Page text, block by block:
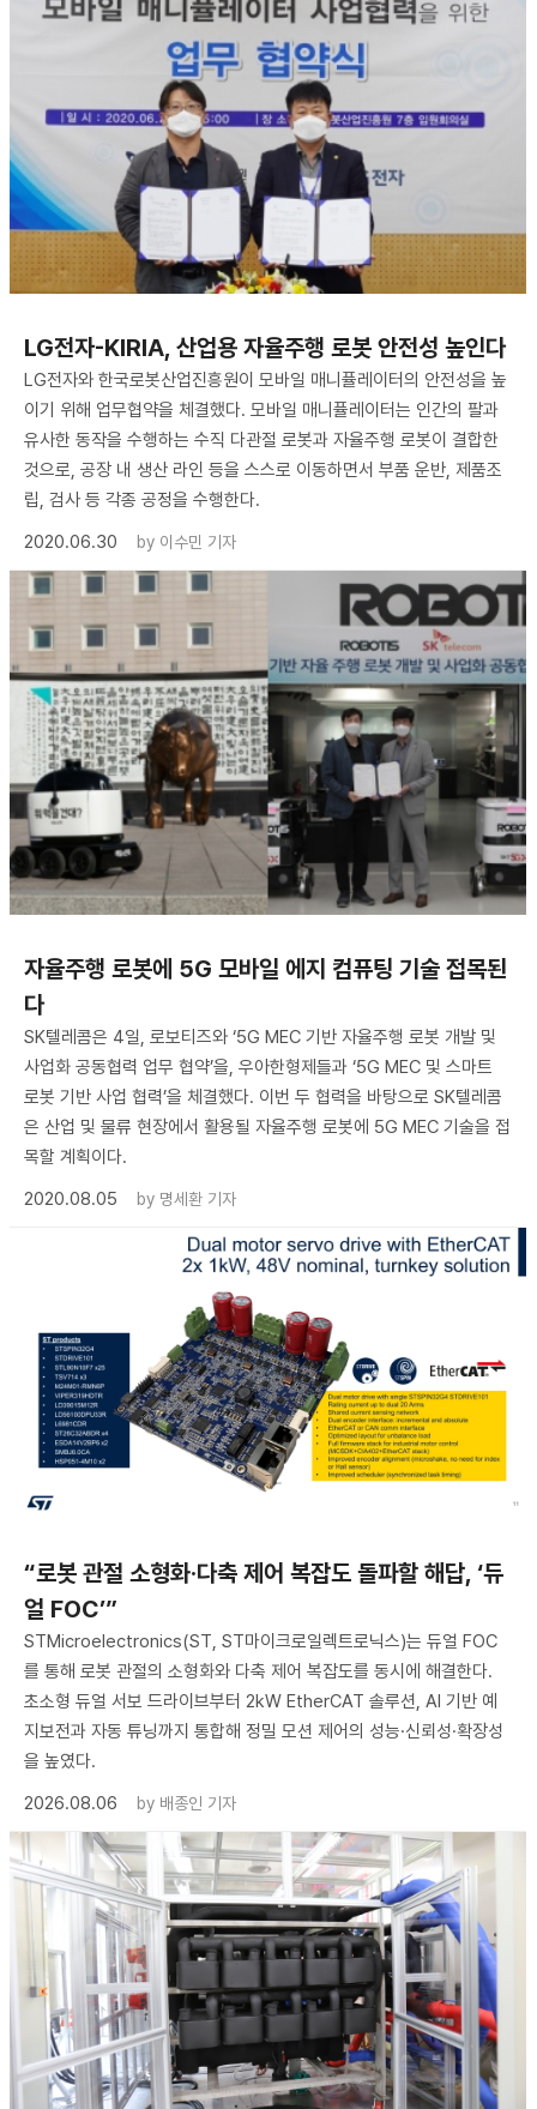
LG전자-KIRIA, 산업용 자율주행 로봇 안전성 높인다
LG전자와 한국로봇산업진흥원이 모바일 매니퓰레이터의 안전성을 높
이기 위해 업무협약을 체결했다. 모바일 매니퓰레이터는 인간의 팔과
유사한 동작을 수행하는 수직 다관절 로봇과 자율주행 로봇이 결합한
것으로, 공장 내 생산 라인 등을 스스로 이동하면서 부품 운반, 제품조
립, 검사 등 각종 공정을 수행한다.
2020.06.30
by 이수민 기자
자율주행 로봇에 5G 모바일 에지 컴퓨팅 기술 접목된
다
SK텔레콤은 4일, 로보티즈와 ‘5G MEC 기반 자율주행 로봇 개발 및
사업화 공동협력 업무 협약’을, 우아한형제들과 ‘5G MEC 및 스마트
로봇 기반 사업 협력’을 체결했다. 이번 두 협력을 바탕으로 SK텔레콤
은 산업 및 물류 현장에서 활용될 자율주행 로봇에 5G MEC 기술을 접
목할 계획이다.
2020.08.05
by 명세환 기자
“로봇 관절 소형화·다축 제어 복잡도 돌파할 해답, ‘듀
얼 FOC’”
STMicroelectronics(ST, ST마이크로일렉트로닉스)는 듀얼 FOC
를 통해 로봇 관절의 소형화와 다축 제어 복잡도를 동시에 해결한다.
초소형 듀얼 서보 드라이브부터 2kW EtherCAT 솔루션, AI 기반 예
지보전과 자동 튜닝까지 통합해 정밀 모션 제어의 성능·신뢰성·확장성
을 높였다.
2026.08.06
by 배종인 기자